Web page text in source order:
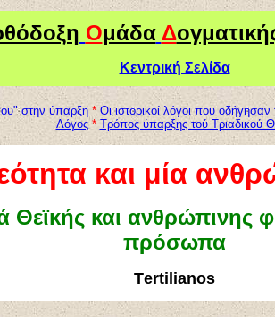
Ομάδα Δ
Κεντρική Σελίδα
στην ύπαρξη * Οι ιστορικοί λόγοι που
Λόγος* Τρόπος ύπαρξης τού Τριαδικού
και μία
Θεϊκής και ανθρώπινης
πρόσωπα
Τertilianos